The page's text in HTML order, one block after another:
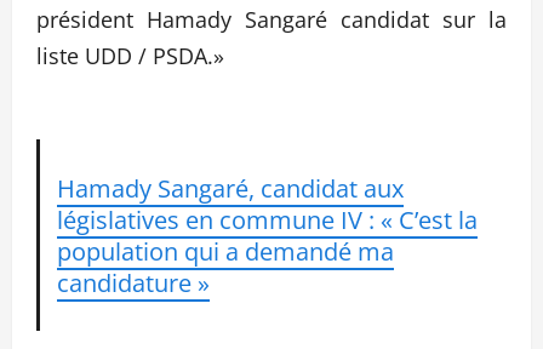
président Hamady Sangaré candidat sur la
liste UDD / PSDA.»
Hamady Sangaré, candidat aux
législatives en commune IV : « C’est la
population qui a demandé ma
candidature »